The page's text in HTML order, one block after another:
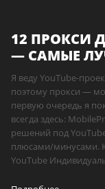
12 ПРОКСИ
— САМЫЕ
Я веду YouTube-
поэтому прокси —
первую очередь я
всегда здесь:
решений под
плюсами/минусами.
YouTube